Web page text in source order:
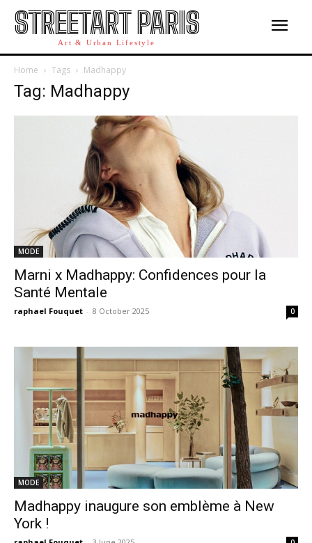
STREETART PARIS
Art & Urban Lifestyle
Home Tags Madhappy
Tag: Madhappy
MODE
Marni x Madhappy: Confidences pour la
Santé Mentale
raphael Fouquet - 8 October 2025 0
MODE
Madhappy inaugure son emblème à New
York !